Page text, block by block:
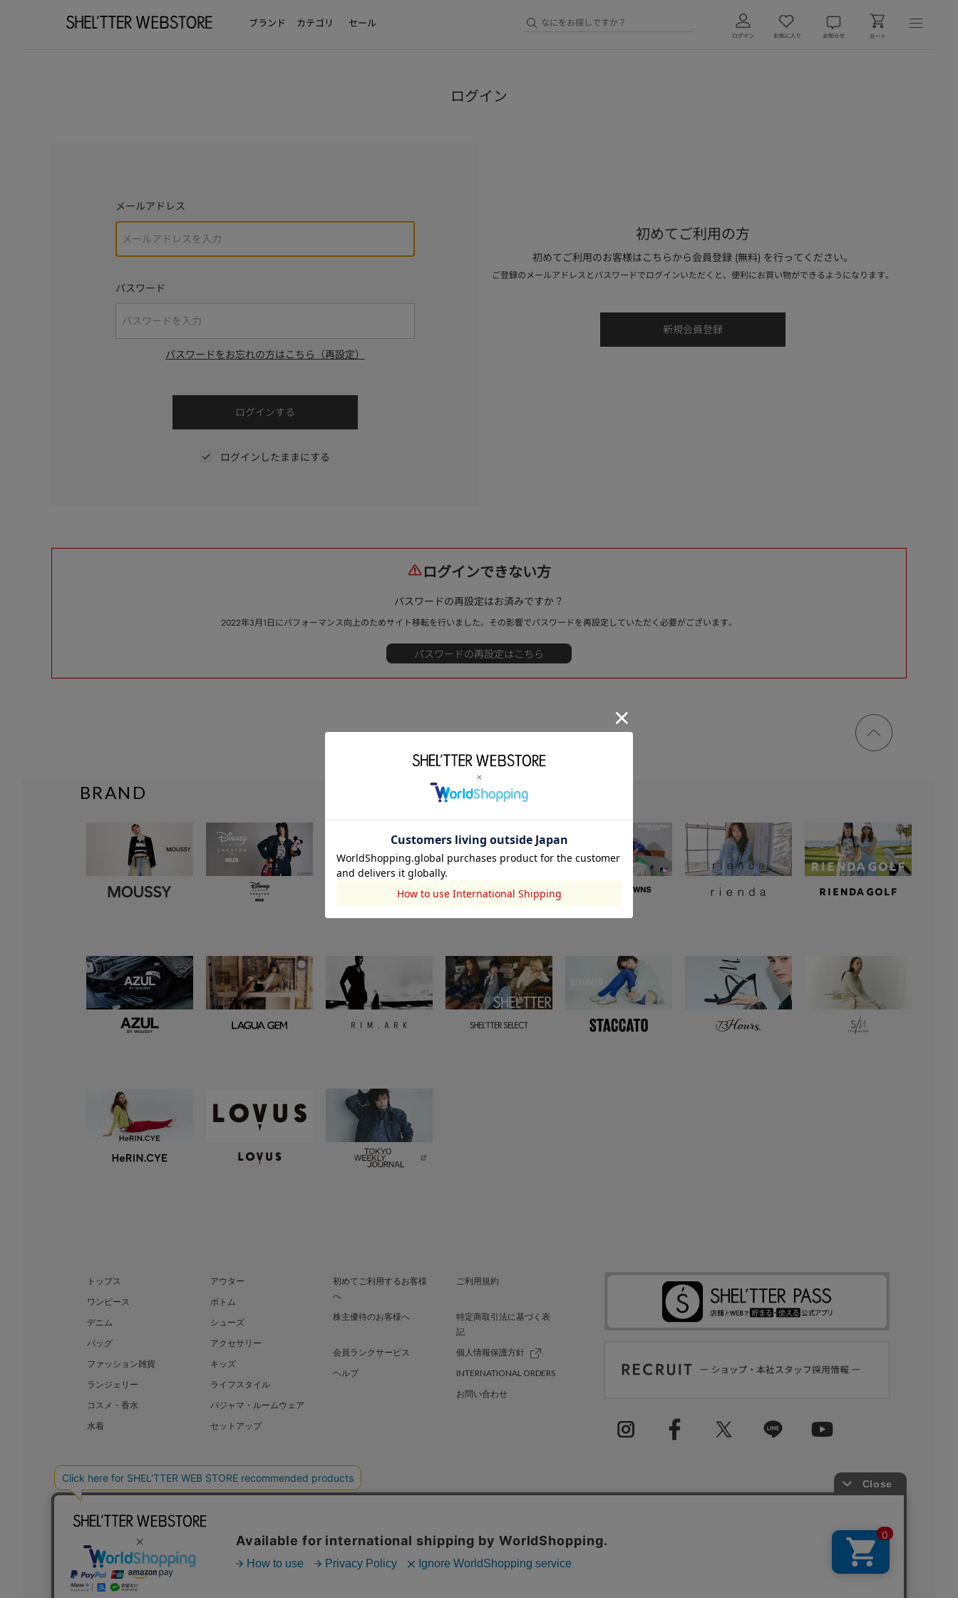
ブランド カテゴリ セール
ログイン
メールアドレス
パスワード
パスワードをお忘れの方はこちら（再設定）
ログインしたままにする
初めてご利用の方
初めてご利用のお客様はこちらから会員登録 (無料) を行ってください。
ご登録のメールアドレスとパスワードでログインいただくと、便利にお買い物ができるようになります。
ログインできない方
パスワードの再設定はお済みですか？
2022年3月1日にパフォーマンス向上のためサイト移転を行いました。その影響でパスワードを再設定していただく必要がございます。
ページ
トップ
BRAND
トップス
アウター
ワンピース
ボトム
デニム
シューズ
バッグ
アクセサリー
ファッション雑貨
キッズ
ランジェリー
ライフスタイル
コスメ・香水
パジャマ・ルームウェア
水着
セットアップ
初めてご利用するお客様
へ
ご利用規約
株主優待のお客様へ
特定商取引法に基づく表
記
会員ランクサービス
個人情報保護方針
ヘルプ
INTERNATIONAL ORDERS
お問い合わせ
BAROQUE JAPAN LIMITED SHEL’TTER GREEN 採用情報
COPYRIGHT © BAROQUE JAPAN LIMITED ALL RIGHTS RESERVED.